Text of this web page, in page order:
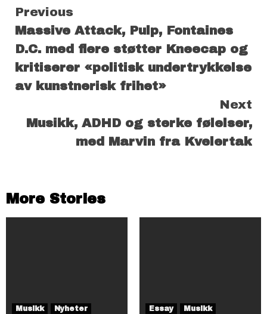
Continue
Reading
Previous
Massive Attack, Pulp, Fontaines
D.C. med flere støtter Kneecap og
kritiserer «politisk undertrykkelse
av kunstnerisk frihet»
Next
Musikk, ADHD og sterke følelser,
med Marvin fra Kvelertak
More Stories
Musikk Nyheter Essay Musikk